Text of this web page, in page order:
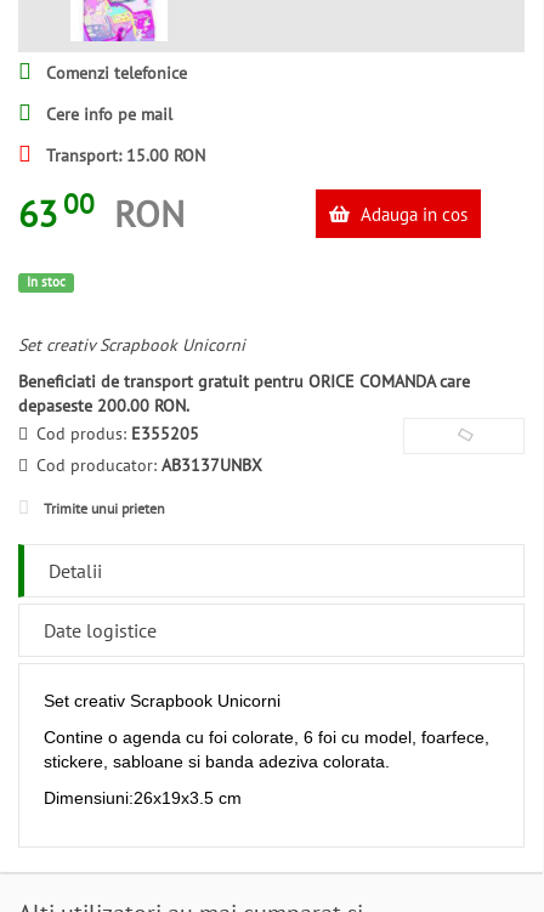
Comenzi telefonice
Cere info pe mail
Transport: 15.00 RON
63 00 RON Adauga in cos
In stoc
Set creativ Scrapbook Unicorni
Beneficiati de transport gratuit pentru ORICE COMANDA care
depaseste 200.00 RON.
Cod produs: E355205
Cod producator: AB3137UNBX
Trimite unui prieten
Detalii
Date logistice
Set creativ Scrapbook Unicorni
Contine o agenda cu foi colorate, 6 foi cu model, foarfece,
stickere, sabloane si banda adeziva colorata.
Dimensiuni:26x19x3.5 cm